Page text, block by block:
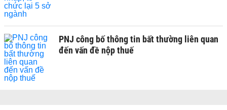
PNJ công bố thông tin bất thường liên quan
đến vấn đề nộp thuế